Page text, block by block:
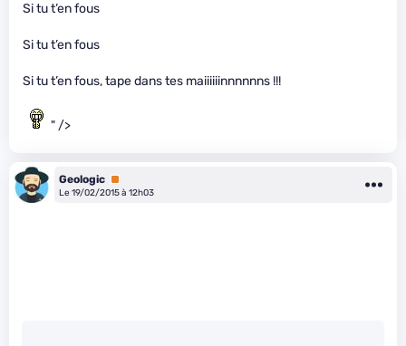
Si tu t’en fous
Si tu t’en fous
Si tu t’en fous, tape dans tes maiiiiiinnnnnns !!!
" />
Geologic Premium
Le 19/02/2015 à 12h03